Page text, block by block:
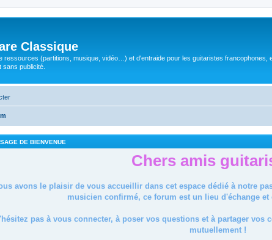
Classique
ressources (partitions, musique, vidéo…) et d'entraide pour les guitaristes francophones,
sans publicité.
DE BIENVENUE
Chers amis
avons le plaisir de vous accueillir dans cet espace dédié à notre
musicien confirmé, ce forum est un lieu d'échange et
pas à vous connecter, à poser vos questions et à partager
mutuellement !